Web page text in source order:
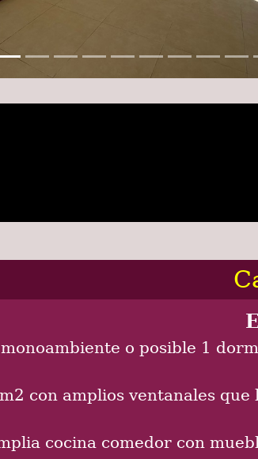
o posible 1
con amplios ventanales
cocina comedor con